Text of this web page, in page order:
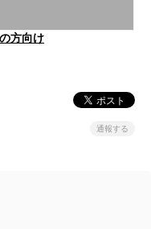
方向け
通報する